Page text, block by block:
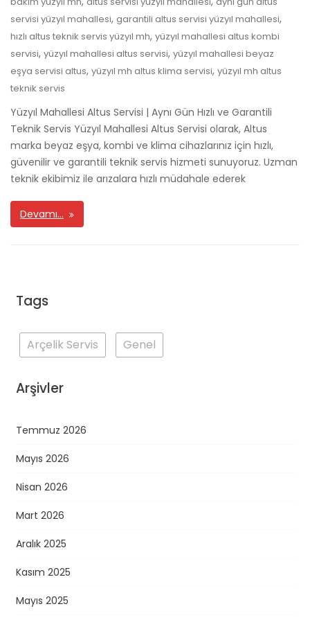
servisi yüzyıl mahallesi, garantili altus servisi yüzyıl mahallesi,
hızlı altus teknik servis yüzyıl mh, yüzyıl mahallesi altus kombi
servisi, yüzyıl mahallesi altus servisi, yüzyıl mahallesi beyaz
eşya servisi altus, yüzyıl mh altus klima servisi, yüzyıl mh altus
teknik servis
Yüzyıl Mahallesi Altus Servisi | Aynı Gün Hızlı ve Garantili
Teknik Servis Yüzyıl Mahallesi Altus Servisi olarak, Altus
marka beyaz eşya, kombi ve klima cihazlarınız için hızlı,
güvenilir ve garantili teknik servis hizmeti sunuyoruz. Uzman
teknik ekibimiz ile arızalara hızlı müdahale ederek
Devamı…
Tags
Arçelik Servis Genel
Arşivler
Temmuz 2026
Mayıs 2026
Nisan 2026
Mart 2026
Aralık 2025
Kasım 2025
Mayıs 2025